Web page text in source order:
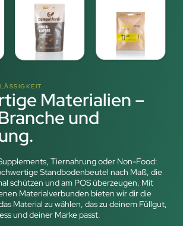
Materialien –
und
Tiernahrung oder Non-Food:
Standbodenbeutel nach Maß, die
schützen und am POS überzeugen. Mit
Materialverbunden bieten wir dir die
Material zu wählen, das zu deinem Füllgut,
und deiner Marke passt.